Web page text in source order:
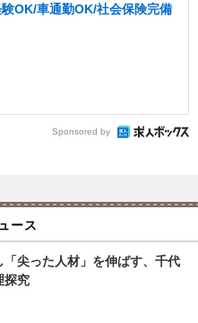
OK/車通勤OK/社会保険完備
Sponsored by
ース
「尖った人材」を伸ばす、千代
探究